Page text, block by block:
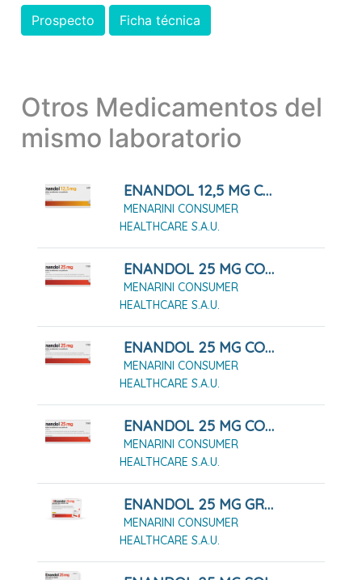
Prospecto Ficha técnica
Otros Medicamentos del
mismo laboratorio
ENANDOL 12,5 MG COMPRIMIDOS
MENARINI CONSUMER
HEALTHCARE S.A.U.
ENANDOL 25 MG COMPRIMIDOS
MENARINI CONSUMER
HEALTHCARE S.A.U.
ENANDOL 25 MG COMPRIMIDOS 10 COMPRIMIDOS
MENARINI CONSUMER
HEALTHCARE S.A.U.
ENANDOL 25 MG COMPRIMIDOS 16 COMPRIMIDOS
MENARINI CONSUMER
HEALTHCARE S.A.U.
ENANDOL 25 MG GRANULADO PARA SOLUCIÓN ORAL. 10 SOBRES
MENARINI CONSUMER
HEALTHCARE S.A.U.